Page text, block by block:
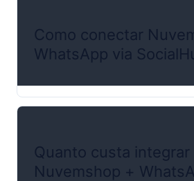
Como conectar
WhatsApp via
Quanto custa integrar
Nuvemshop +